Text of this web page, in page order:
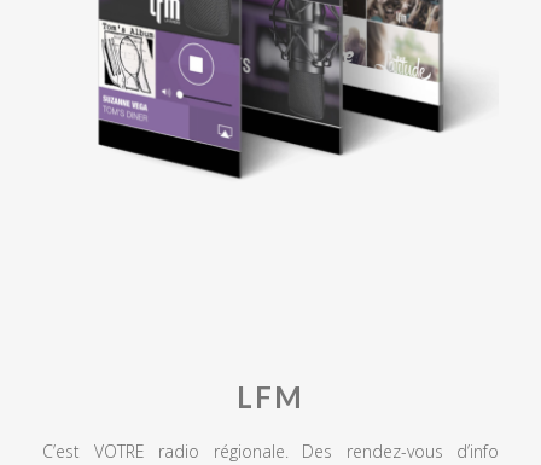
LFM
C’est VOTRE radio régionale. Des rendez-vous d’info